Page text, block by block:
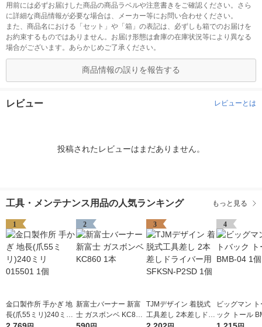
用前には必ずお届けした商品の商品ラベルや注意書きをご確認ください。さら
に詳細な商品情報が必要な場合は、メーカー等にお問い合わせください。
また、商品名における「セット」や「箱」の表記は、必ずしも箱でのお届けを
お約束するものではありません。お届け形態は倉庫の在庫状況等により異なる
場合がございます。あらかじめご了承ください。
商品情報の誤りを報告する
レビュー レビューとは
投稿されたレビューはまだありません。
工具・メンテナンス用品の人気ランキング もっと見る
1
金口製作所 手かぎ 地
長(爪55ミリ)240ミリ
2
新富士バーナー 新富
士 ガスボンベ KC860
3
TJMデザイン 着脱式
工具差し 2本差しドラ
4
ビッグマン
ック トール